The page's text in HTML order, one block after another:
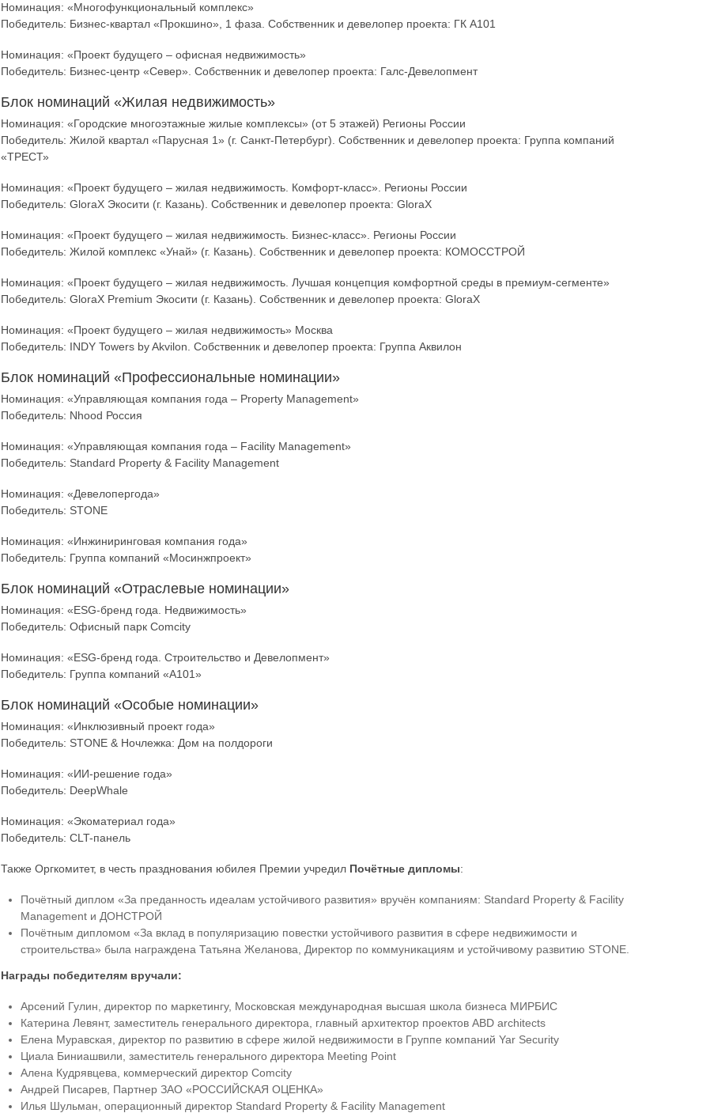
Номинация: «Многофункциональный комплекс»
Победитель: Бизнес-квартал «Прокшино», 1 фаза. Собственник и девелопер проекта: ГК А101
Номинация: «Проект будущего – офисная недвижимость»
Победитель: Бизнес-центр «Север». Собственник и девелопер проекта: Галс-Девелопмент
Блок номинаций «Жилая недвижимость»
Номинация: «Городские многоэтажные жилые комплексы» (от 5 этажей) Регионы России
Победитель: Жилой квартал «Парусная 1» (г. Санкт-Петербург). Собственник и девелопер проекта: Группа компаний
«ТРЕСТ»
Номинация: «Проект будущего – жилая недвижимость. Комфорт-класс». Регионы России
Победитель: GloraX Экосити (г. Казань). Собственник и девелопер проекта: GloraX
Номинация: «Проект будущего – жилая недвижимость. Бизнес-класс». Регионы России
Победитель: Жилой комплекс «Унай» (г. Казань). Собственник и девелопер проекта: КОМОССТРОЙ
Номинация: «Проект будущего – жилая недвижимость. Лучшая концепция комфортной среды в премиум-сегменте»
Победитель: GloraX Premium Экосити (г. Казань). Собственник и девелопер проекта: GloraX
Номинация: «Проект будущего – жилая недвижимость» Москва
Победитель: INDY Towers by Akvilon. Собственник и девелопер проекта: Группа Аквилон
Блок номинаций «Профессиональные номинации»
Номинация: «Управляющая компания года – Property Management»
Победитель: Nhood Россия
Номинация: «Управляющая компания года – Facility Management»
Победитель: Standard Property & Facility Management
Номинация: «Девелопергода»
Победитель: STONE
Номинация: «Инжиниринговая компания года»
Победитель: Группа компаний «Мосинжпроект»
Блок номинаций «Отраслевые номинации»
Номинация: «ESG-бренд года. Недвижимость»
Победитель: Офисный парк Comcity
Номинация: «ESG-бренд года. Строительство и Девелопмент»
Победитель: Группа компаний «А101»
Блок номинаций «Особые номинации»
Номинация: «Инклюзивный проект года»
Победитель: STONE & Ночлежка: Дом на полдороги
Номинация: «ИИ-решение года»
Победитель: DeepWhale
Номинация: «Экоматериал года»
Победитель: CLT-панель
Также Оргкомитет, в честь празднования юбилея Премии учредил Почётные дипломы:
Почётный диплом «За преданность идеалам устойчивого развития» вручён компаниям: Standard Property & Facility
Management и ДОНСТРОЙ
Почётным дипломом «За вклад в популяризацию повестки устойчивого развития в сфере недвижимости и
строительства» была награждена Татьяна Желанова, Директор по коммуникациям и устойчивому развитию STONE.
Награды победителям вручали:
Арсений Гулин, директор по маркетингу, Московская международная высшая школа бизнеса МИРБИС
Катерина Левянт, заместитель генерального директора, главный архитектор проектов ABD architects
Елена Муравская, директор по развитию в сфере жилой недвижимости в Группе компаний Yar Security
Циала Биниашвили, заместитель генерального директора Meeting Point
Алена Кудрявцева, коммерческий директор Comcity
Андрей Писарев, Партнер ЗАО «РОССИЙСКАЯ ОЦЕНКА»
Илья Шульман, операционный директор Standard Property & Facility Management